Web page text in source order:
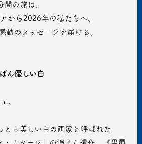
間の旅は、
から2026年の私たちへ、
動のメッセージを届ける。
ん優しい白
。
とも美しい白の画家と呼ばれた